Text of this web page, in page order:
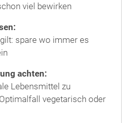
viel bewirken
spare wo immer es
achten:
Lebensmittel zu
vegetarisch oder